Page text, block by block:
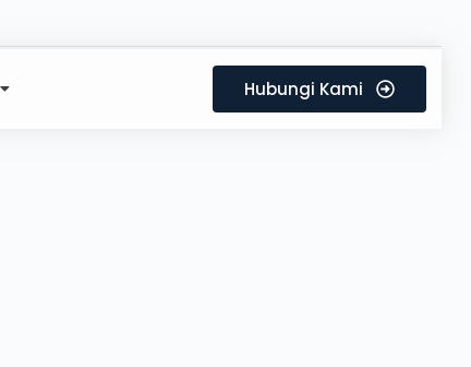
Hubungi Kami